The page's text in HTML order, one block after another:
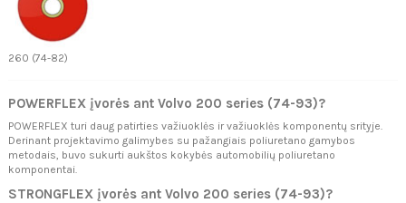
260 (74-82)
POWERFLEX įvorės ant Volvo 200 series (74-93)?
POWERFLEX turi daug patirties važiuoklės ir važiuoklės komponentų srityje.
Derinant projektavimo galimybes su pažangiais poliuretano gamybos
metodais, buvo sukurti aukštos kokybės automobilių poliuretano
komponentai.
STRONGFLEX įvorės ant Volvo 200 series (74-93)?